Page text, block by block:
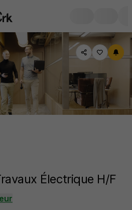
Électrique H/F